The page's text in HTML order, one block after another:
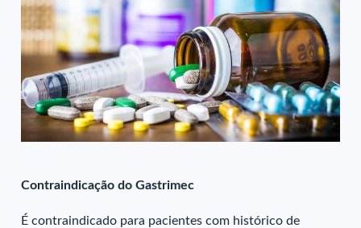
Contraindicação do Gastrimec
É contraindicado para pacientes com histórico de